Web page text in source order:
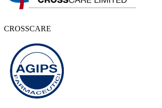
CROSSCARE